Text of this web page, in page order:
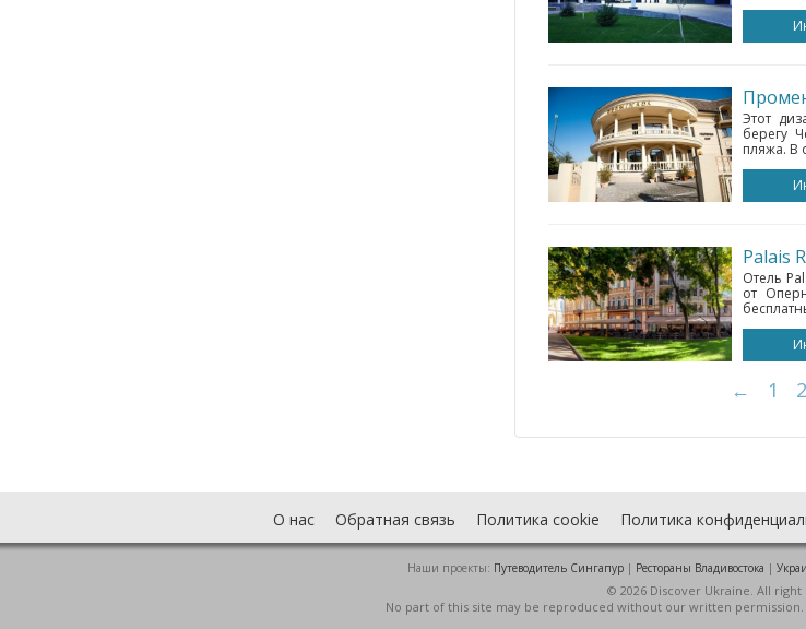
Этот
берегу
пляжа. В
Palais
Отель
от
← 1 2
О нас Обратная связь Политика cookie Политика
Наши проекты: Путеводитель Сингапур| Рестораны Владивостока |
© 2026 Discover Ukraine. All right
No part of this site may be reproduced without our written permission.